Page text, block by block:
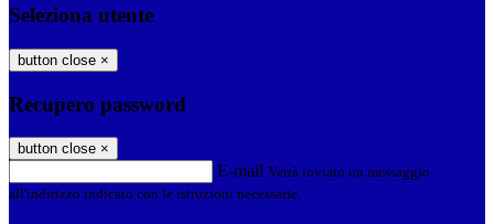
Seleziona utente
button close ×
Recupero password
button close ×
E-mail Verrà inviato un messaggio
all'indirizzo indicato con le istruzioni necessarie.